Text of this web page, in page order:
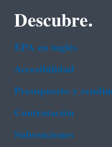
Descubre.
EPA en ingl‌és
Accesibilidad
Presupuesto y
Contratación
Subvenciones